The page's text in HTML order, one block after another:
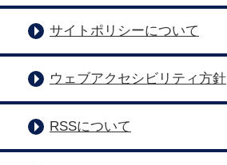
サイトポリシーについて
ウェブアクセシビリティ方針
RSSについて